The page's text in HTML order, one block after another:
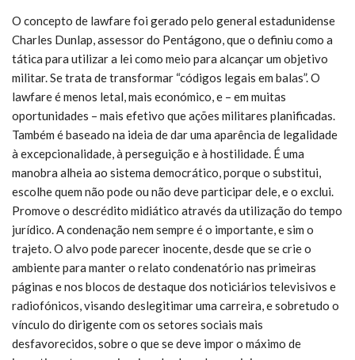
O concepto de lawfare foi gerado pelo general estadunidense
Charles Dunlap, assessor do Pentágono, que o definiu como a
tática para utilizar a lei como meio para alcançar um objetivo
militar. Se trata de transformar “códigos legais em balas”. O
lawfare é menos letal, mais económico, e – em muitas
oportunidades – mais efetivo que ações militares planificadas.
Também é baseado na ideia de dar uma aparência de legalidade
à excepcionalidade, à perseguição e à hostilidade. É uma
manobra alheia ao sistema democrático, porque o substitui,
escolhe quem não pode ou não deve participar dele, e o exclui.
Promove o descrédito midiático através da utilização do tempo
jurídico. A condenação nem sempre é o importante, e sim o
trajeto. O alvo pode parecer inocente, desde que se crie o
ambiente para manter o relato condenatório nas primeiras
páginas e nos blocos de destaque dos noticiários televisivos e
radiofónicos, visando deslegitimar uma carreira, e sobretudo o
vínculo do dirigente com os setores sociais mais
desfavorecidos, sobre o que se deve impor o máximo de